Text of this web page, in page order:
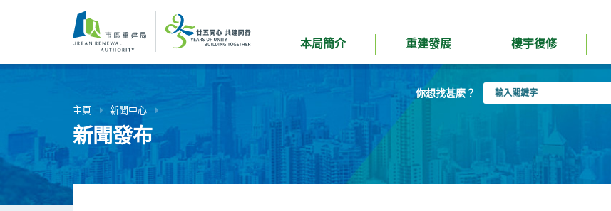
內
本局簡介 重建發展 樓宇復修
你想找甚麼？
入
主頁 新聞中心
新聞發布